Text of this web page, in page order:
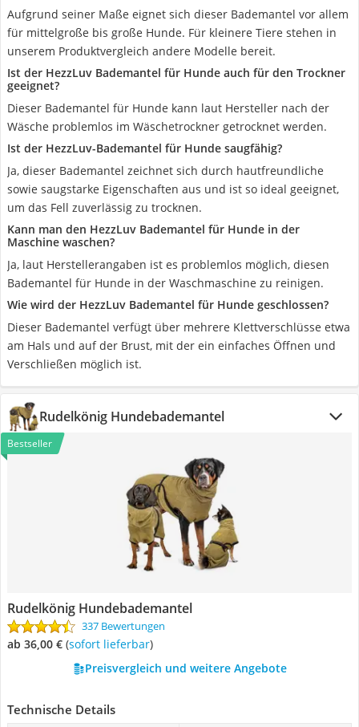
Aufgrund seiner Maße eignet sich dieser Bademantel vor allem
für mittelgroße bis große Hunde. Für kleinere Tiere stehen in
unserem Produktvergleich andere Modelle bereit.
Ist der HezzLuv Bademantel für Hunde auch für den Trockner
geeignet?
Dieser Bademantel für Hunde kann laut Hersteller nach der
Wäsche problemlos im Wäschetrockner getrocknet werden.
Ist der HezzLuv-Bademantel für Hunde saugfähig?
Ja, dieser Bademantel zeichnet sich durch hautfreundliche
sowie saugstarke Eigenschaften aus und ist so ideal geeignet,
um das Fell zuverlässig zu trocknen.
Kann man den HezzLuv Bademantel für Hunde in der
Maschine waschen?
Ja, laut Herstellerangaben ist es problemlos möglich, diesen
Bademantel für Hunde in der Waschmaschine zu reinigen.
Wie wird der HezzLuv Bademantel für Hunde geschlossen?
Dieser Bademantel verfügt über mehrere Klettverschlüsse etwa
am Hals und auf der Brust, mit der ein einfaches Öffnen und
Verschließen möglich ist.
Rudelkönig Hundebademantel
Bestseller
Rudelkönig Hundebademantel
337 Bewertungen
ab 36,00 € ( Sofort lieferbar)
Preisvergleich und weitere Angebote
Technische Details